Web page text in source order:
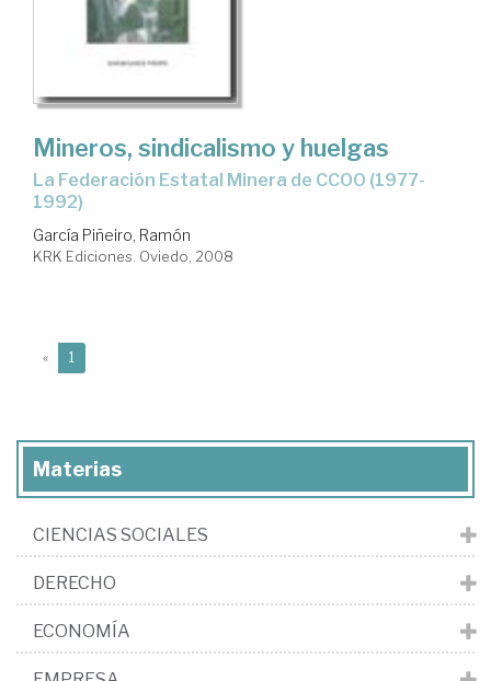
Mineros, sindicalismo y huelgas
la Federación Estatal Minera de CCOO (1977-
1992)
García Piñeiro, Ramón
KRK Ediciones. Oviedo, 2008
« 1
Materias
CIENCIAS SOCIALES
DERECHO
ECONOMÍA